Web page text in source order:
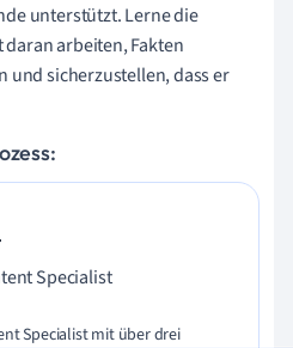
unterstützt. Lerne die
arbeiten, Fakten
und sicherzustellen, dass er
Specialist
Specialist mit über drei